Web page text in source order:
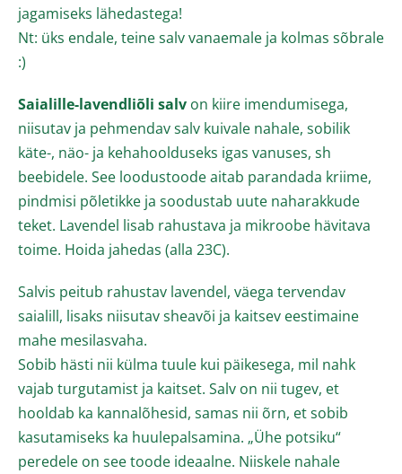
jagamiseks lähedastega!
Nt: üks endale, teine salv vanaemale ja kolmas sõbrale
:)
Saialille-lavendliõli salv on kiire imendumisega,
niisutav ja pehmendav salv kuivale nahale, sobilik
käte-, näo- ja kehahoolduseks igas vanuses, sh
beebidele. See loodustoode aitab parandada kriime,
pindmisi põletikke ja soodustab uute naharakkude
teket. Lavendel lisab rahustava ja mikroobe hävitava
toime. Hoida jahedas (alla 23C).
Salvis peitub rahustav lavendel, väega tervendav
saialill, lisaks niisutav sheavõi ja kaitsev eestimaine
mahe mesilasvaha.
Sobib hästi nii külma tuule kui päikesega, mil nahk
vajab turgutamist ja kaitset. Salv on nii tugev, et
hooldab ka kannalõhesid, samas nii õrn, et sobib
kasutamiseks ka huulepalsamina. „Ühe potsiku“
peredele on see toode ideaalne. Niiskele nahale